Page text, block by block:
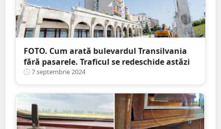
FOTO. Cum arată bulevardul Transilvania
fără pasarele. Traficul se redeschide astăzi
7 septembrie 2024